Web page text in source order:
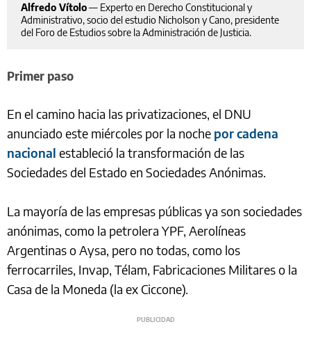
Alfredo Vítolo— Experto en Derecho Constitucional y
Administrativo, socio del estudio Nicholson y Cano, presidente
del Foro de Estudios sobre la Administración de Justicia.
Primer paso
En el camino hacia las privatizaciones, el DNU
anunciado este miércoles por la noche por cadena
nacional estableció la transformación de las
Sociedades del Estado en Sociedades Anónimas.
La mayoría de las empresas públicas ya son sociedades
anónimas, como la petrolera YPF, Aerolíneas
Argentinas o Aysa, pero no todas, como los
ferrocarriles, Invap, Télam, Fabricaciones Militares o la
Casa de la Moneda (la ex Ciccone).